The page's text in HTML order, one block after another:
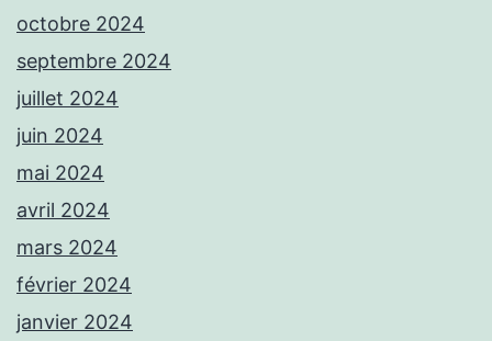
octobre 2024
septembre 2024
juillet 2024
juin 2024
mai 2024
avril 2024
mars 2024
février 2024
janvier 2024